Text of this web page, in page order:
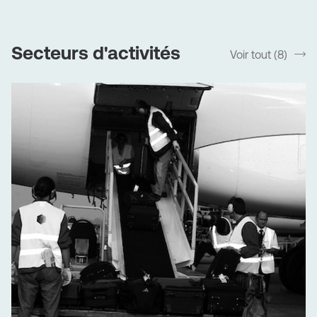
recevant du public, des divers types de transport ainsi
que des zones particulièrement sensibles comme les
L’entreprise GSF CELTUS OUEST - Brest est attachée à
l’amélioration continue de ses méthodes de nettoyage
pour améliorer en permanence l'efficacité et la
productivité du service. Notamment dans le domaine
industriel, l’entreprise multiservices GSF CELTUS OUEST -
Brest développe une gamme de services associés tels
que la gestion des déchets, la manutention, la logistique,
le suivi et l'inspection des outils de production, la
maintenance des petits bâtiments, l'accueil, les services
postaux, etc.
Des outils de production plus propres contribuent à la
sécurité du personnel et à la pérennité des outils de
production, garantissant une production plus efficace.
Bâtiments, lignes de production, machines… sont parmi les
Secteurs d'activités Voir tout (8)
srLabel